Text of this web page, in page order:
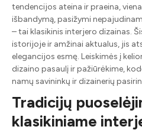
tendencijos ateina ir praeina,
išbandymą, pasižymi
– tai klasikinis interjero dizainas.
istorijoje ir amžinai aktualus, jis
elegancijos esmę. Leiskimės į
dizaino pasaulį ir pažiūrėkime,
namų savininkų ir dizainerių
Tradicijų
klasikiniame